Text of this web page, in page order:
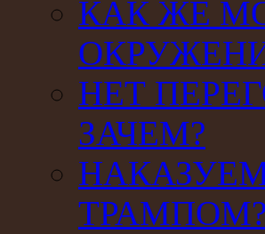
КАК ЖЕ
НЕТ
ЗАЧЕМ?
ТРАМПОМ?